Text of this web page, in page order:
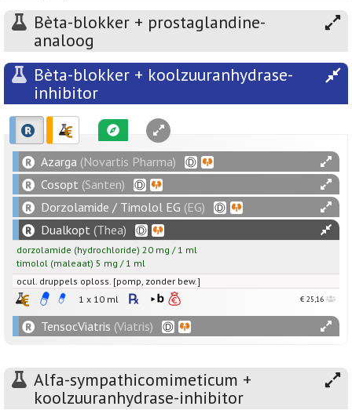
Bèta-blokker + prostaglandine-
analoog
Bèta-blokker + koolzuuranhydrase-
inhibitor
Azarga (Novartis Pharma)
Cosopt (Santen)
Dorzolamide / Timolol EG (EG)
Dualkopt (Thea)
dorzolamide (hydrochloride) 20 mg / 1 ml
timolol (maleaat) 5 mg / 1 ml
ocul. druppels oploss. [pomp, zonder bew.]
1 x 10 ml
€ 25,16
TensocViatris (Viatris)
Alfa-sympathicomimeticum +
koolzuuranhydrase-inhibitor